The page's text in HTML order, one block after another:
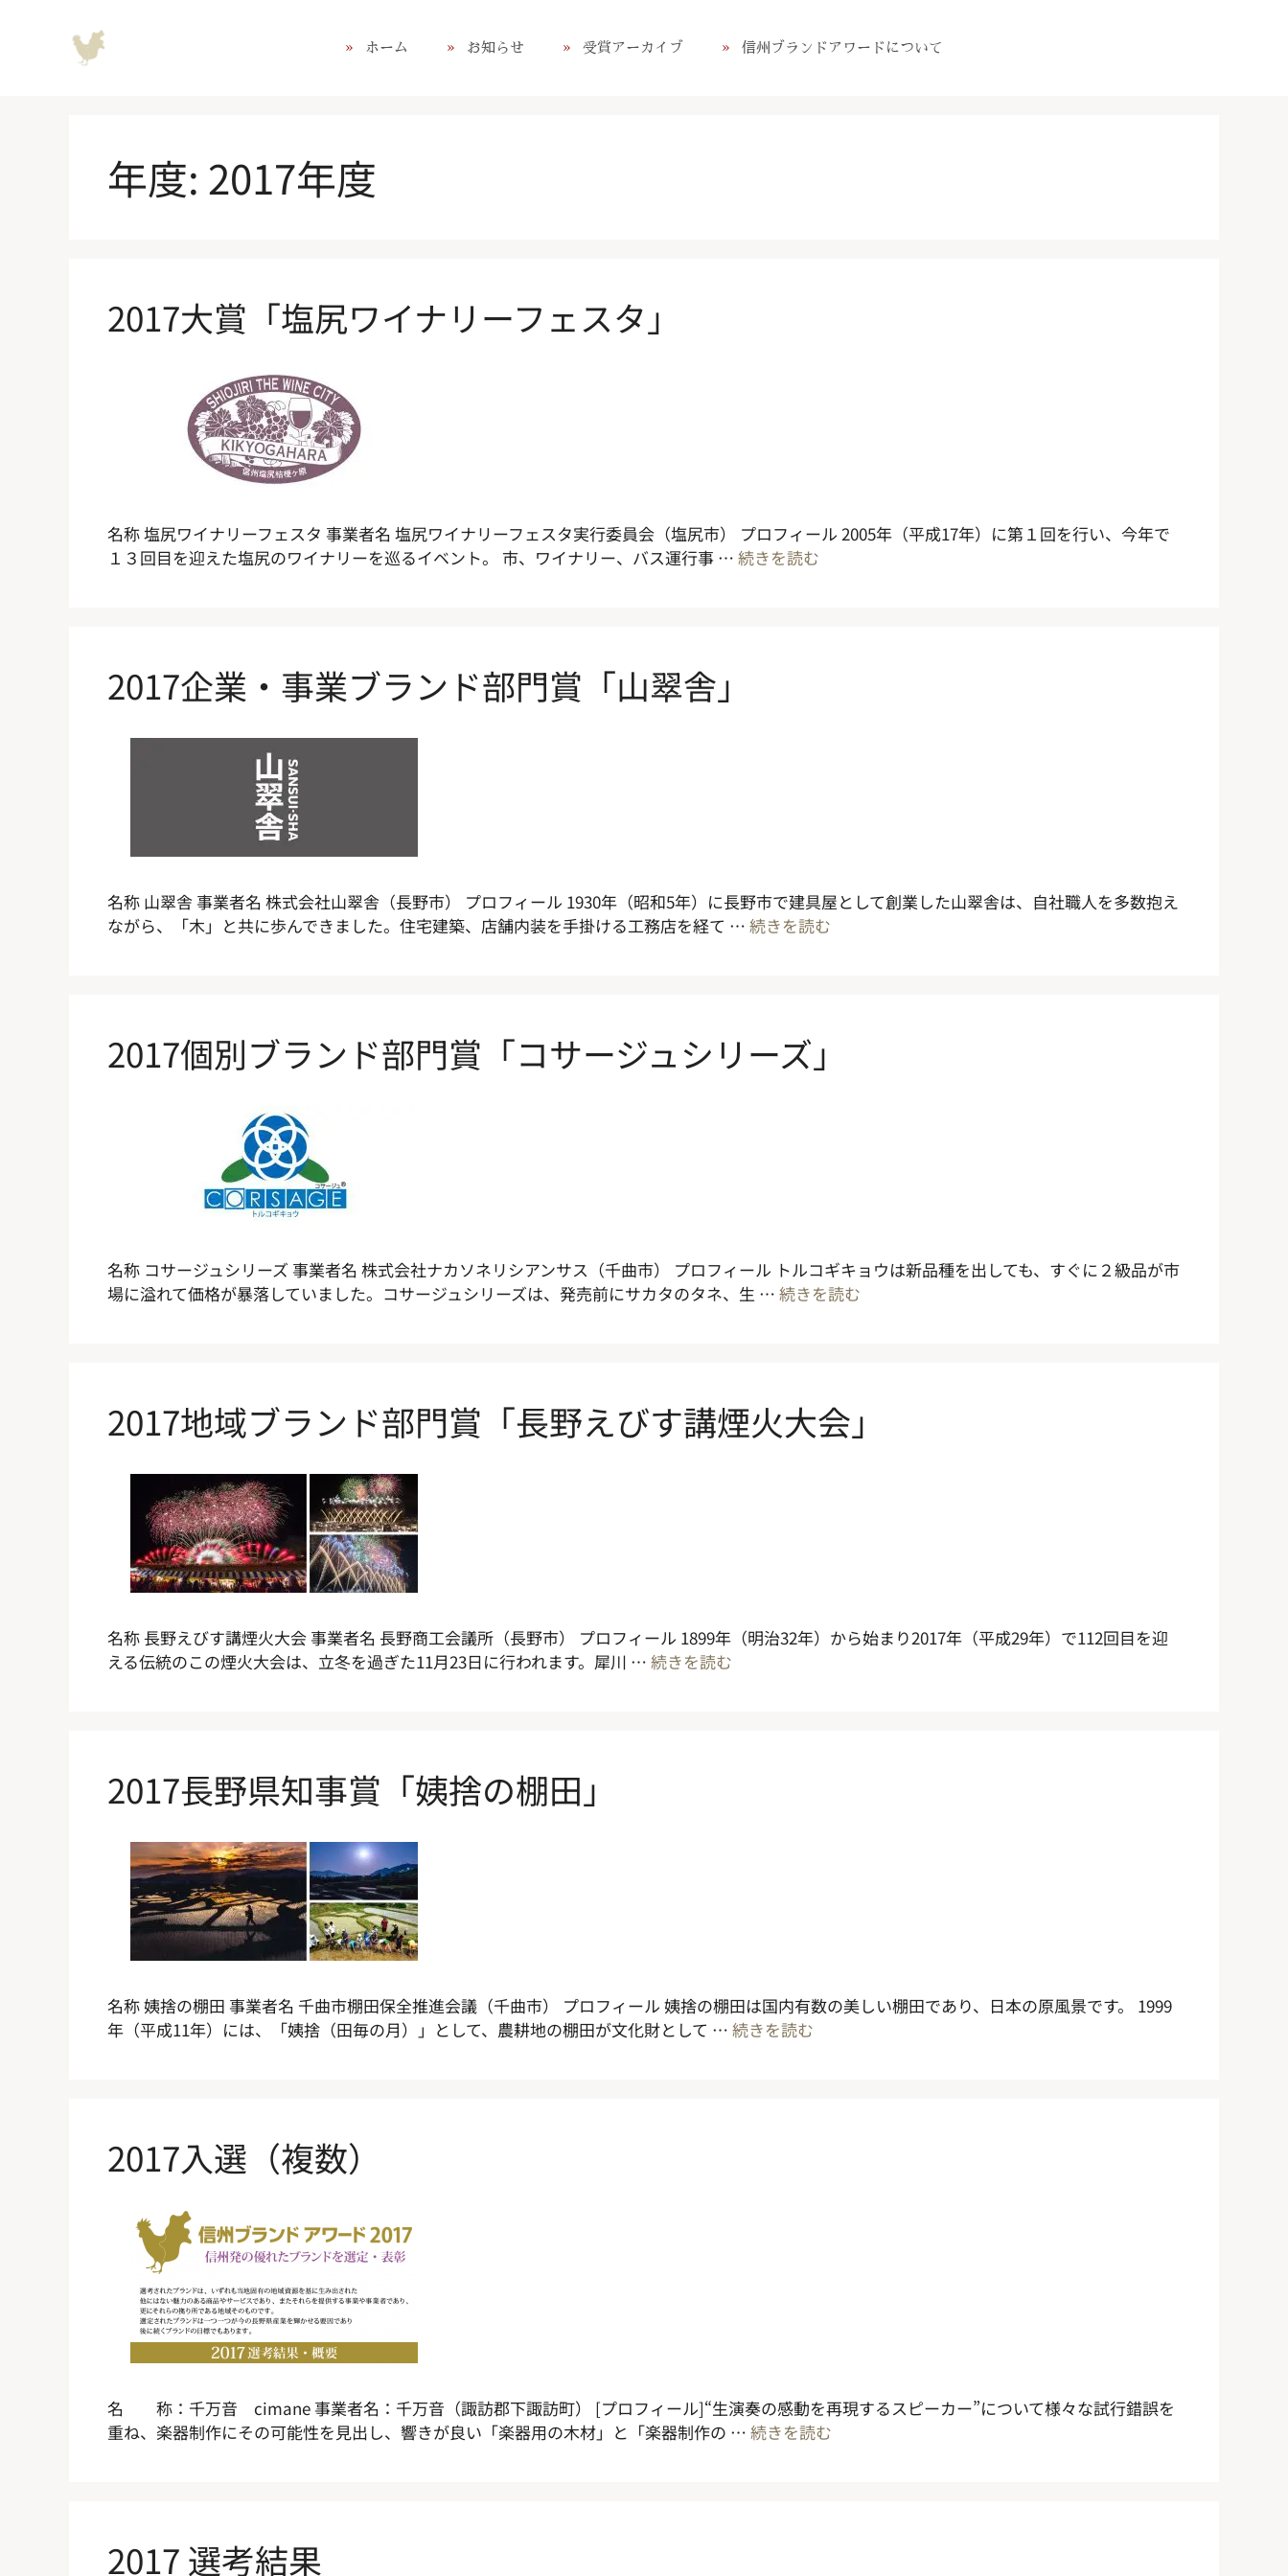
ホーム お知らせ 受賞アーカイブ 信州ブランドアワードについて
年度: 2017年度
2017大賞「塩尻ワイナリーフェスタ」
名称 塩尻ワイナリーフェスタ 事業者名 塩尻ワイナリーフェスタ実行委員会（塩尻市） プロフィール 2005年（平成17年）に第１回を行い、今年で
１３回目を迎えた塩尻のワイナリーを巡るイベント。 市、ワイナリー、バス運行事 … 続きを読む
2017企業・事業ブランド部門賞「山翠舎」
名称 山翠舎 事業者名 株式会社山翠舎（長野市） プロフィール 1930年（昭和5年）に長野市で建具屋として創業した山翠舎は、自社職人を多数抱え
ながら、「木」と共に歩んできました。住宅建築、店舗内装を手掛ける工務店を経て … 続きを読む
2017個別ブランド部門賞「コサージュシリーズ」
名称 コサージュシリーズ 事業者名 株式会社ナカソネリシアンサス（千曲市） プロフィール トルコギキョウは新品種を出しても、すぐに２級品が市
場に溢れて価格が暴落していました。コサージュシリーズは、発売前にサカタのタネ、生 … 続きを読む
2017地域ブランド部門賞「長野えびす講煙火大会」
名称 長野えびす講煙火大会 事業者名 長野商工会議所（長野市） プロフィール 1899年（明治32年）から始まり2017年（平成29年）で112回目を迎
える伝統のこの煙火大会は、立冬を過ぎた11月23日に行われます。犀川 … 続きを読む
2017長野県知事賞「姨捨の棚田」
名称 姨捨の棚田 事業者名 千曲市棚田保全推進会議（千曲市） プロフィール 姨捨の棚田は国内有数の美しい棚田であり、日本の原風景です。 1999
年（平成11年）には、「姨捨（田毎の月）」として、農耕地の棚田が文化財として … 続きを読む
2017入選（複数）
名 称：千万音 cimane 事業者名：千万音（諏訪郡下諏訪町） [プロフィール]“生演奏の感動を再現するスピーカー”について様々な試行錯誤を
重ね、楽器制作にその可能性を見出し、響きが良い「楽器用の木材」と「楽器制作の … 続きを読む
2017 選考結果